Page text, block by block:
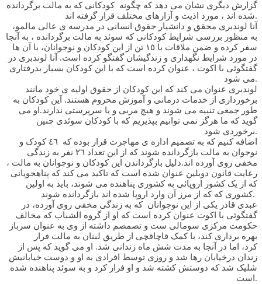
گزارش دیگری نشان می دهد که چگونه کودکانی که به مالت برگردانده
شده اند ، مورد اذیت و آزارهای مختلف قرار گرفته اند.
آنا لوندبری محقق و دانشیار حقوق انسانی در مدرسه ی عالی مالمو،
به منظور بررسی شرایط کودکانی که سوئد به مالت برگردانده ، به آنجا
سفر کرده و ضمن ملاقات با ١٥ تن از این کودکان و نوجوانان، با آن ها
در مورد شرایط نگهداری و زندگیشان گفتگو کرده است. آنا لوندبری در
گفتگوئی با اکوت ، عنوان کرده است که با این کودکان بسیار بدرفتاری
می شود.
لوندبری عنوان می کند که این کودکان از حقوق اولیه ی خود مانند
برخورداری از خدمات درمانی و آموزش محروم هستند. آین کودکان به
طور جمعی تنبیه می شوند و هیچ مربی و یا سرپرستی ندارند.او می
گوید که ما هرگز نمی توانیم بپذیریم که با کودکان سوئدی چنین
برخوردی شود.
اضافه کنیم که به تصمیم اداره ی مهاجرت قرار بوده که ٤٦ کودک و
نوجوان به مالت بازگردانده شوند که از این تعداد ٢٦ نفر به زندگی
مخفی روی آورده اند.دلیل بازگرداندن این کودکان و نوجوانان به مالت ،
رعایت قانون دوبلین عنوان شده است که تاکید می کند که پناهجویانی
که از یک کشور اروپائی به کشوری پناهنده می شوند، باید به اولین
کشوری که که از مرز آن وارد اروپا شده اند بازگردانده شوند.
عبدی قادر یکی از این نوجوانان که به زندگی مخفی روی آورده، در
گفتگوئی با اکوت عنوان کرده است که او از گروه الشباب که مخالف
حکومت مرکزی سومالی ست و تصمصم داشته از وی به عنوان سرباز
بهره برداری کند، با کمک قاچاقچی از طریق لبنان به مالت فرار
کرد، اما در آنجا به مدت شش ماه زندانی شد. او می گوید که پس از
زندان درخیابان رها شد و روزی توسط افرادی به او و دوست خیابانیش
شلیک شد که دوستش کشته شد و او فرار کرد و به سوئد پناهنده شده
است.